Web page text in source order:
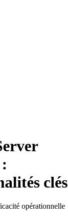
clés
opérationnelle